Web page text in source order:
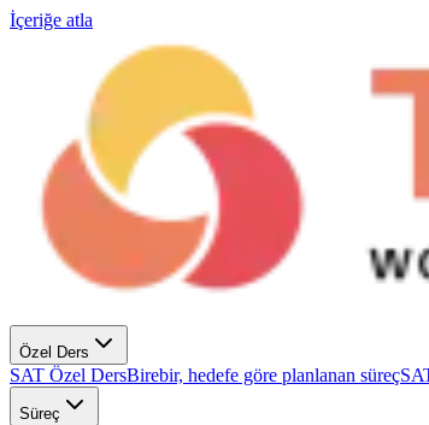
İçeriğe atla
Özel Ders
SAT Özel DersBirebir, hedefe göre planlanan süreç
Süreç